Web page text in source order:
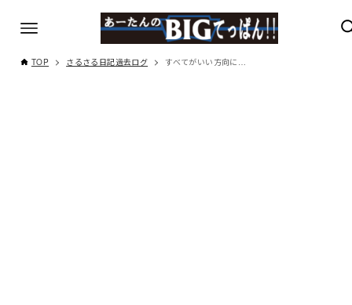
TOP さるさる日記過去ログ すべてがいい方向に…